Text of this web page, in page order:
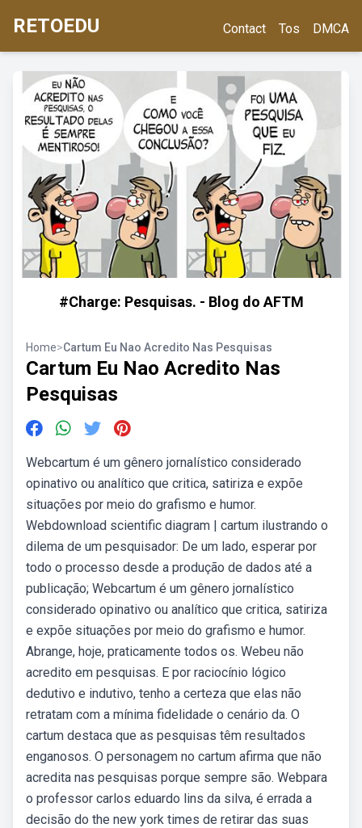
RETOEDU Contact Tos DMCA
#Charge: Pesquisas. - Blog do AFTM
Home>Cartum Eu Nao Acredito Nas Pesquisas
Cartum Eu Nao Acredito Nas
Pesquisas
Webcartum é um gênero jornalístico considerado
opinativo ou analítico que critica, satiriza e expõe
situações por meio do grafismo e humor.
Webdownload scientific diagram | cartum ilustrando o
dilema de um pesquisador: De um lado, esperar por
todo o processo desde a produção de dados até a
publicação; Webcartum é um gênero jornalístico
considerado opinativo ou analítico que critica, satiriza
e expõe situações por meio do grafismo e humor.
Abrange, hoje, praticamente todos os. Webeu não
acredito em pesquisas. E por raciocínio lógico
dedutivo e indutivo, tenho a certeza que elas não
retratam com a mínima fidelidade o cenário da. O
cartum destaca que as pesquisas têm resultados
enganosos. O personagem no cartum afirma que não
acredita nas pesquisas porque sempre são. Webpara
o professor carlos eduardo lins da silva, é errada a
decisão do the new york times de retirar das suas